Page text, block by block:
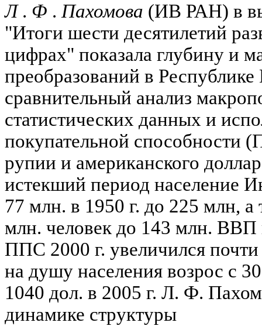
Л. Ф .Пахомова (ИВ РАН) в
"Итоги шести десятилетий
цифрах" показала глубину и
преобразований в
сравнительный анализ
статистических данных и
покупательной способности
рупии и американского
истекший период население
77 млн. в 1950 г. до 225 млн,
млн. человек до 143 млн. ВВП
ППС 2000 г. увеличился
на душу населения возрос с
1040 дол. в 2005 г. Л. Ф.
динамике структуры